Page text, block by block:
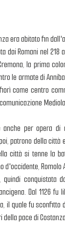
era abitato fin
dai Romani nel
la prima
le armate di
come centro
per opera
patrono della
città si tenne la
Romolo
quindi
Dal 1126
quale fu sconfitto
pace di